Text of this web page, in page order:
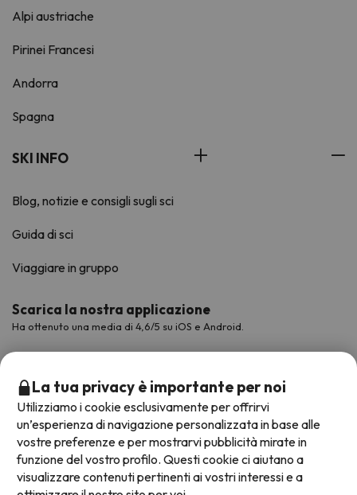
Alpi austriache
Pirinei Francesi
Andorra
Spagna
SKI INFO
Blog, notizie e consigli sugli sci
Guida di sci
Viaggiare in gruppo
Scarica la nostra applicazione
Ha ottenuto una media di 4,6/5 su iOS e Android.
La tua privacy è importante per noi
Utilizziamo i cookie esclusivamente per offrirvi
un’esperienza di navigazione personalizzata in base alle
vostre preferenze e per mostrarvi pubblicità mirate in
funzione del vostro profilo. Questi cookie ci aiutano a
visualizzare contenuti pertinenti ai vostri interessi e a